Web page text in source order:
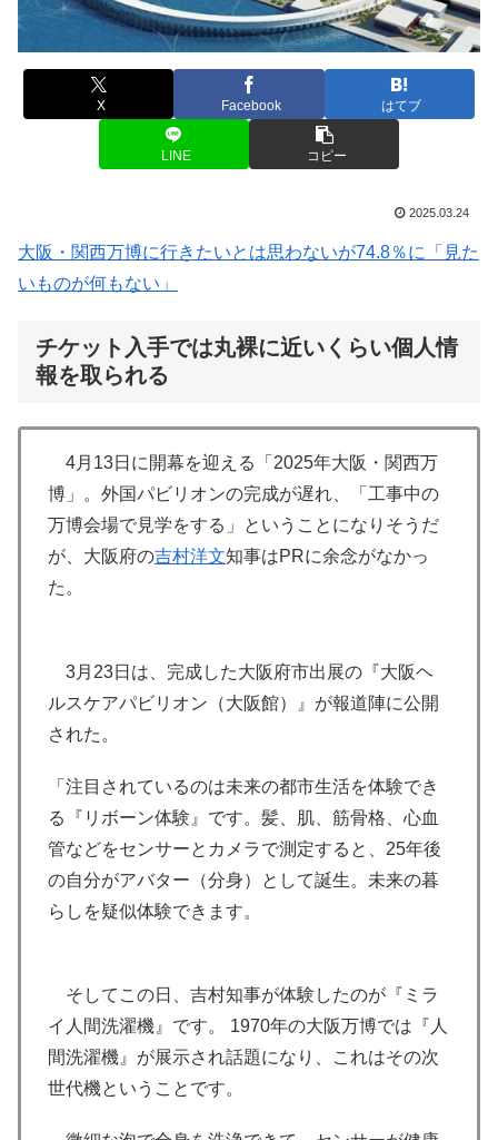
X Facebook はてブ
LINE コピー
2025.03.24
大阪・関西万博に行きたいとは思わないが74.8％に「見た
いものが何もない」
チケット入手では丸裸に近いくらい個人情
報を取られる
4月13日に開幕を迎える「2025年大阪・関西万
博」。外国パビリオンの完成が遅れ、「工事中の
万博会場で見学をする」ということになりそうだ
が、大阪府の吉村洋文知事はPRに余念がなかっ
た。
3月23日は、完成した大阪府市出展の『大阪ヘ
ルスケアパビリオン（大阪館）』が報道陣に公開
された。
「注目されているのは未来の都市生活を体験でき
る『リボーン体験』です。髪、肌、筋骨格、心血
管などをセンサーとカメラで測定すると、25年後
の自分がアバター（分身）として誕生。未来の暮
らしを疑似体験できます。
そしてこの日、吉村知事が体験したのが『ミラ
イ人間洗濯機』です。 1970年の大阪万博では『人
間洗濯機』が展示され話題になり、これはその次
世代機ということです。